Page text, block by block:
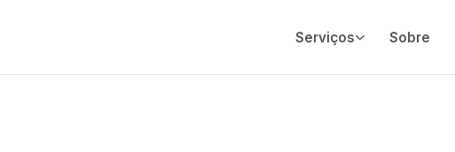
Serviços Sobre